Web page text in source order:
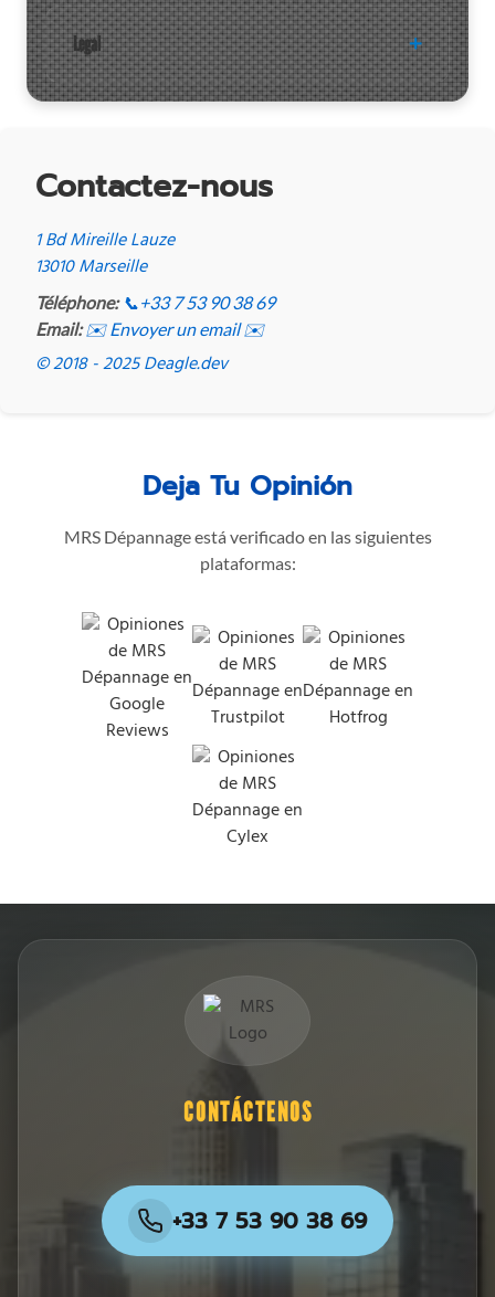
Legal
Contactez-nous
1 Bd Mireille Lauze
13010 Marseille
Téléphone: 📞 +33 7 53 90 38 69
Email: ✉️ Envoyer un email ✉️
© 2018 - 2025 Deagle.dev
Deja Tu Opinión
MRS Dépannage está verificado en las siguientes
plataformas:
CONTÁCTENOS
+33 7 53 90 38 69